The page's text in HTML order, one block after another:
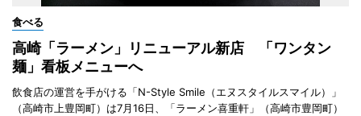
食べる
高崎「ラーメン」リニューアル新店 「ワンタン
麺」看板メニューへ
飲食店の運営を手がける「N-Style Smile（エヌスタイルスマイル）」
（高崎市上豊岡町）は7月16日、「ラーメン喜重軒」（高崎市豊岡町）